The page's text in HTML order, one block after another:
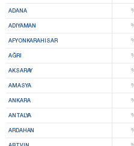
ADANA
ADIYAMAN
AFYONKARAHISAR
AĞRI
AKSARAY
AMASYA
ANKARA
ANTALYA
ARDAHAN